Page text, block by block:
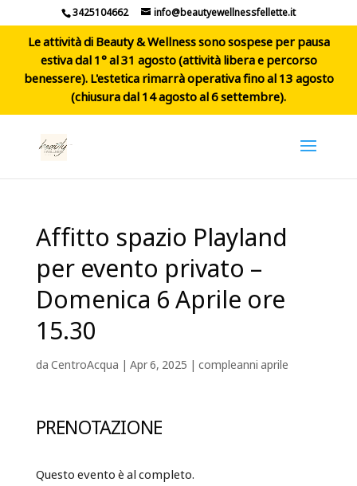
3425104662 info@beautyewellnessfellette.it
Le attività di Beauty & Wellness sono sospese per pausa
estiva dal 1° al 31 agosto (attività libera e percorso
benessere). L'estetica rimarrà operativa fino al 13 agosto
(chiusura dal 14 agosto al 6 settembre).
Affitto spazio Playland
per evento privato –
Domenica 6 Aprile ore
15.30
daCentroAcqua | Apr 6, 2025 | compleanni aprile
PRENOTAZIONE
Questo evento è al completo.